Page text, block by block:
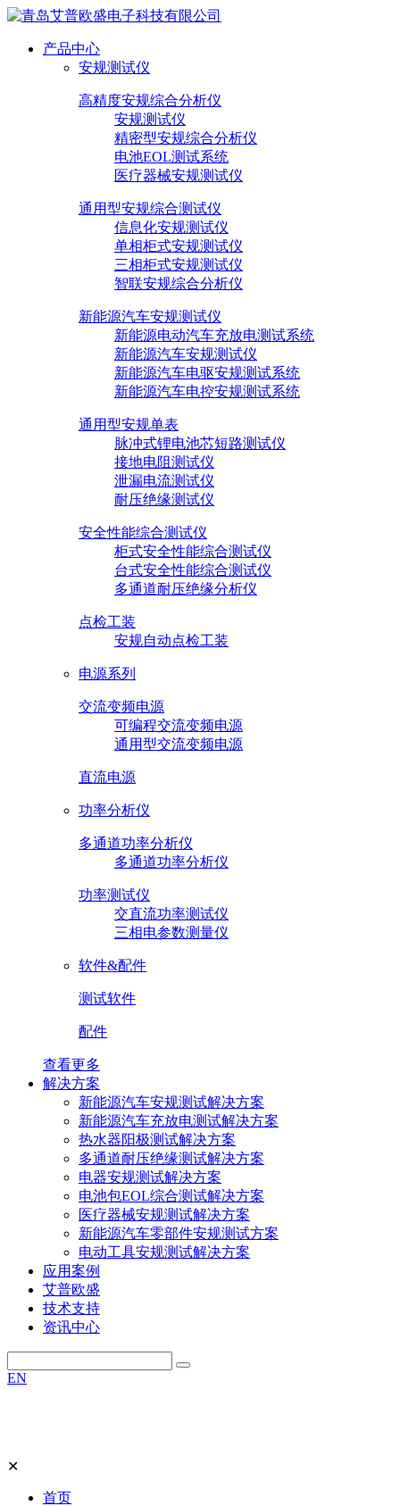
产品中心
安规测试仪
高精度安规综合分析仪
安规测试仪
精密型安规综合分析仪
电池EOL测试系统
医疗器械安规测试仪
通用型安规综合测试仪
信息化安规测试仪
单相柜式安规测试仪
三相柜式安规测试仪
智联安规综合分析仪
新能源汽车安规测试仪
新能源电动汽车充放电测试系统
新能源汽车安规测试仪
新能源汽车电驱安规测试系统
新能源汽车电控安规测试系统
通用型安规单表
脉冲式锂电池芯短路测试仪
接地电阻测试仪
泄漏电流测试仪
耐压绝缘测试仪
安全性能综合测试仪
柜式安全性能综合测试仪
台式安全性能综合测试仪
多通道耐压绝缘分析仪
点检工装
安规自动点检工装
电源系列
交流变频电源
可编程交流变频电源
通用型交流变频电源
直流电源
功率分析仪
多通道功率分析仪
多通道功率分析仪
功率测试仪
交直流功率测试仪
三相电参数测量仪
软件&配件
测试软件
配件
查看更多
解决方案
新能源汽车安规测试解决方案
新能源汽车充放电测试解决方案
热水器阳极测试解决方案
多通道耐压绝缘测试解决方案
电器安规测试解决方案
电池包EOL综合测试解决方案
医疗器械安规测试解决方案
新能源汽车零部件安规测试方案
电动工具安规测试解决方案
应用案例
艾普欧盛
技术支持
资讯中心
EN
✕
首页